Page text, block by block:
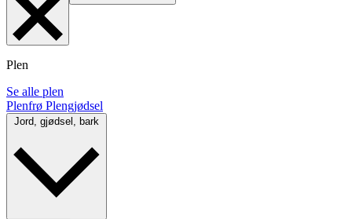
Plen
Se alle plen
Plenfrø Plengjødsel